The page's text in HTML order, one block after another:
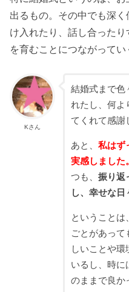
出るもの。その中でも深
け入れたり、話し合った
を育むことにつながってい
Kさん
結婚式まで色
れたし、何よ
てくれて感謝
あと、私はず
実感しました
つも、振り返
し、幸せな日
ということは
ごとがあって
しいことや
いるし、時に
のままで良か